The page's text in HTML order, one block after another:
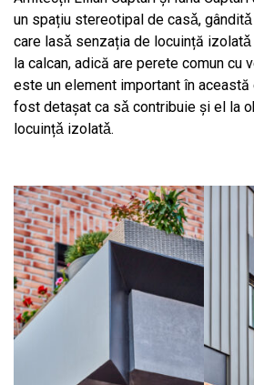
un spațiu stereotipal de casǎ, gânditǎ
care lasǎ senzația de locuință
la calcan, adică are perete comun cu
este un element important în această
fost detaşat ca sǎ contribuie și el la
locuințǎ izolatǎ.